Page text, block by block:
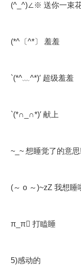
(^_^)∠※ 送你一束
(*^〔^*〕 羞羞
`(*^﹏^*)′ 超级羞羞
`(*∩_∩*)′ 献上
~_~ 想睡觉了的意思
(～ o ～)~zZ 我想睡
π_π 打瞌睡
5)感动的